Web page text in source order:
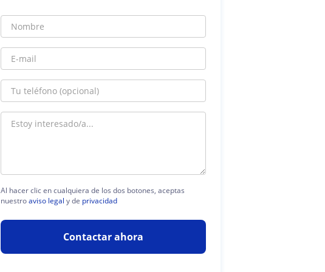
Al hacer clic en cualquiera de los dos botones, aceptas
nuestroaviso legal y de privacidad
Contactar ahora